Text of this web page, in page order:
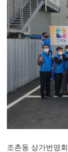
조촌동 상가번영회